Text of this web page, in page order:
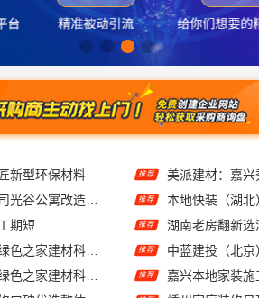
期短
同城口碑家装机构实惠，嘉兴绿色之家建材科技有限公司零增项承诺
福建尚艺空间：二手房家庭装修口碑优选整体落地
推荐
推荐
推荐
推荐
推荐